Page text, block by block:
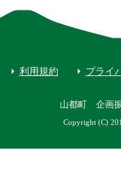
利用規約 プライ
山都町 企画
Copyright (C)